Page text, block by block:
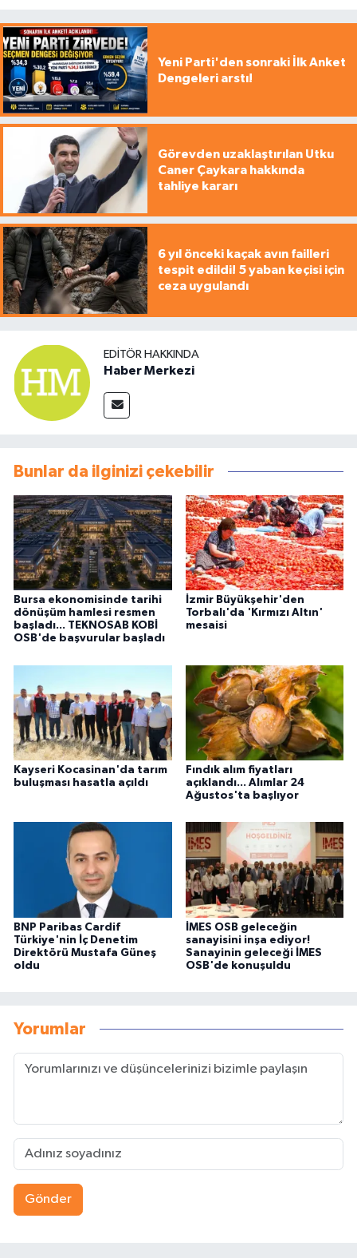
Yeni Parti'den sonraki İlk Anket
Dengeleri arstı!
Görevden uzaklaştırılan Utku
Caner Çaykara hakkında
tahliye kararı
6 yıl önceki kaçak avın failleri
tespit edildi! 5 yaban keçisi için
ceza uygulandı
EDITÖR HAKKINDA
Haber Merkezi
Bunlar da ilginizi çekebilir
Bursa ekonomisinde tarihi
dönüşüm hamlesi resmen
başladı... TEKNOSAB KOBİ
OSB'de başvurular başladı
İzmir Büyükşehir'den
Torbalı'da 'Kırmızı Altın'
mesaisi
Kayseri Kocasinan'da tarım
buluşması hasatla açıldı
Fındık alım fiyatları
açıklandı... Alımlar 24
Ağustos'ta başlıyor
BNP Paribas Cardif
Türkiye'nin İç Denetim
Direktörü Mustafa Güneş
oldu
İMES OSB geleceğin
sanayisini inşa ediyor!
Sanayinin geleceği İMES
OSB'de konuşuldu
Yorumlar
Gönder